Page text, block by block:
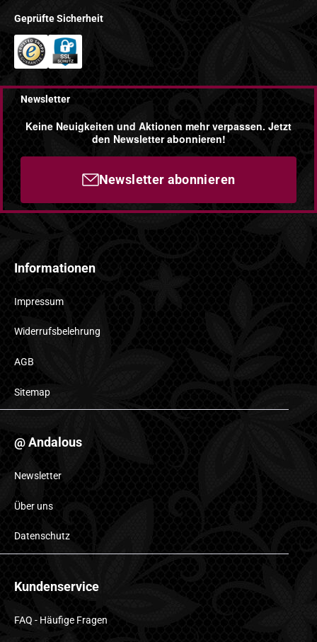
Geprüfte Sicherheit
Newsletter
Keine Neuigkeiten und Aktionen mehr verpassen. Jetzt
den Newsletter abonnieren!
Newsletter abonnieren
Informationen
Impressum
Widerrufsbelehrung
AGB
Sitemap
@ Andalous
Newsletter
Über uns
Datenschutz
Kundenservice
FAQ - Häufige Fragen